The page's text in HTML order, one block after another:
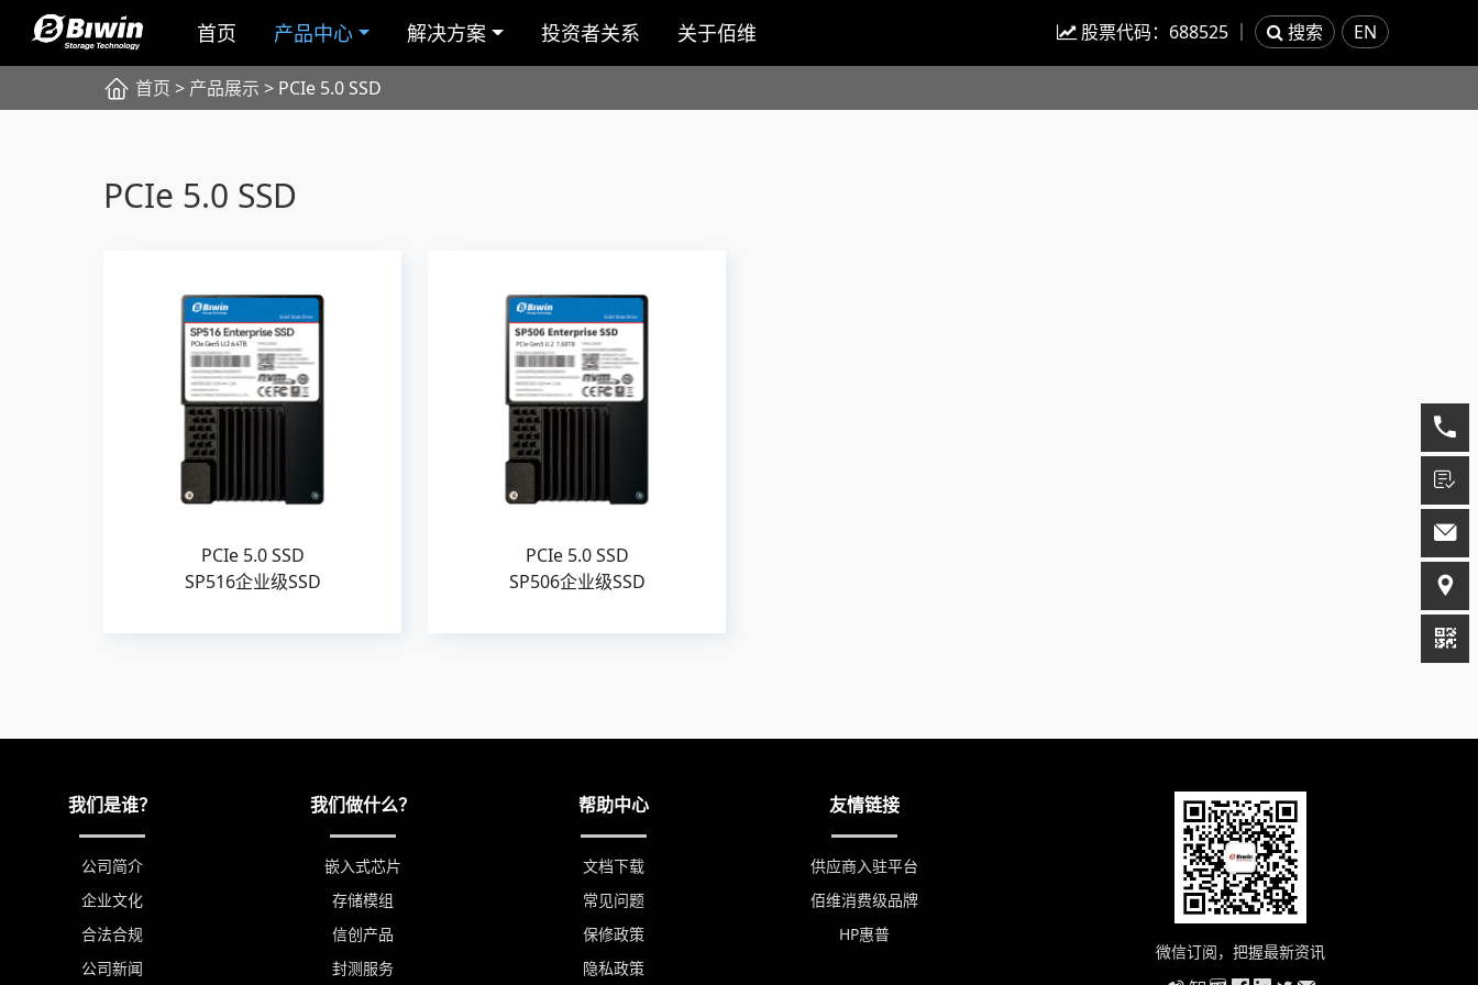
首页 产品中心 解决方案 投资者关系 关于佰维 股票代码： 688525 搜索 EN
首页 > 产品展示 > PCIe 5.0 SSD
PCIe 5.0 SSD
PCIe 5.0 SSD
SP516企业级SSD
PCIe 5.0 SSD
SP506企业级SSD
我们是谁？
公司简介
企业文化
合法合规
公司新闻
我们做什么？
嵌入式芯片
存储模组
信创产品
封测服务
帮助中心
文档下载
常见问题
保修政策
隐私政策
友情链接
供应商入驻平台
佰维消费级品牌
HP惠普
微信订阅，把握最新资讯